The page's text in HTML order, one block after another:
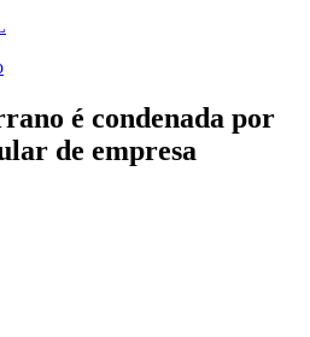
é condenada por
de empresa